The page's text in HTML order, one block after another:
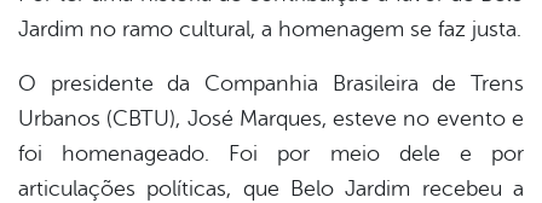
Jardim no ramo cultural, a homenagem se faz justa.
O presidente da Companhia Brasileira de Trens
Urbanos (CBTU), José Marques, esteve no evento e
foi homenageado. Foi por meio dele e por
articulações políticas, que Belo Jardim recebeu a